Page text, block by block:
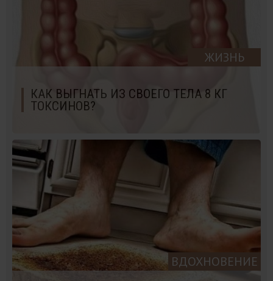
ЖИЗНЬ
КАК ВЫГНАТЬ ИЗ СВОЕГО ТЕЛА 8 КГ
ТОКСИНОВ?
ВДОХНОВЕНИЕ